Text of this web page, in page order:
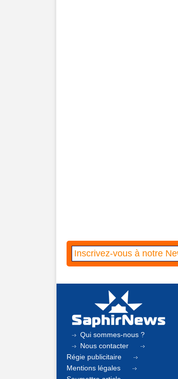
Qui sommes-nous ?
Nous contacter
Régie publicitaire
Mentions légales